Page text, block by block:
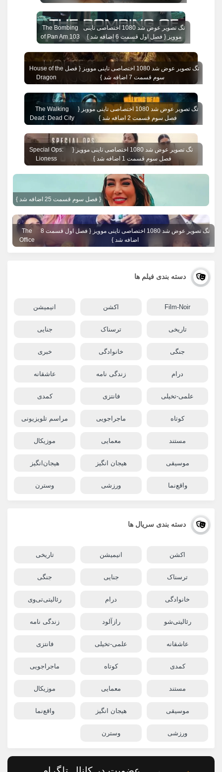
تگ تصویر عوض شد 1080 اختصاصی تاینی
موویز { فصل اول قسمت 6 اضافه شد }
The Bombing
of Pan Am 103
تگ تصویر عوض شد 1080 اختصاصی تاینی موویز { فصل
سوم قسمت 7 اضافه شد }
House of the
Dragon
تگ تصویر عوض شد 1080 اختصاصی تاینی موویز {
فصل سوم قسمت 2 اضافه شد }
The Walking
Dead: Dead City
تگ تصویر عوض شد 1080 اختصاصی تاینی موویز {
فصل سوم قسمت 1 اضافه شد }
Special Ops:
Lioness
{ فصل سوم قسمت 25 اضافه شد }
تگ تصویر عوض شد 1080 اختصاصی تاینی موویز { فصل اول قسمت 8
اضافه شد }
The
Office
دسته بندی فیلم ها
Film-Noir اکشن انیمیشن
تاریخی ترسناک جنایی
جنگی خانوادگی خبری
درام زندگی نامه عاشقانه
علمی-تخیلی فانتزی کمدی
کوتاه ماجراجویی مراسم تلویزیونی
مستند معمایی موزیکال
موسیقی هیجان انگیز هیجان‌انگیز
واقع‌نما ورزشی وسترن
دسته بندی سریال ها
اکشن انیمیشن تاریخی
ترسناک جنایی جنگی
خانوادگی درام رئالیتی‌تی‌وی
رئالیتی‌شو رازآلود زندگی نامه
عاشقانه علمی-تخیلی فانتزی
کمدی کوتاه ماجراجویی
مستند معمایی موزیکال
موسیقی هیجان انگیز واقع‌نما
ورزشی وسترن